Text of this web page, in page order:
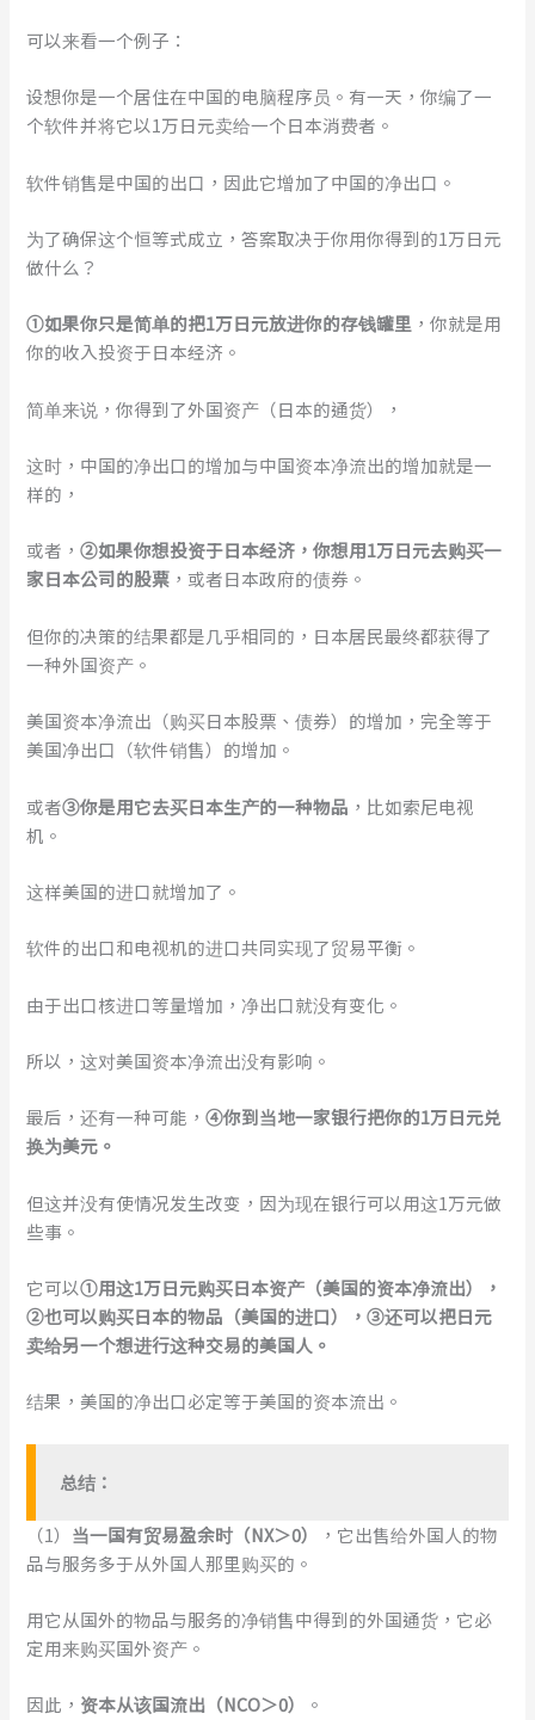
可以来看一个例子：
设想你是一个居住在中国的电脑程序员。有一天，你编了一
个软件并将它以1万日元卖给一个日本消费者。
软件销售是中国的出口，因此它增加了中国的净出口。
为了确保这个恒等式成立，答案取决于你用你得到的1万日元
做什么？
①如果你只是简单的把1万日元放进你的存钱罐里 ，你就是用
你的收入投资于日本经济。
简单来说，你得到了外国资产（日本的通货），
这时，中国的净出口的增加与中国资本净流出的增加就是一
样的，
或者，②如果你想投资于日本经济，你想用1万日元去购买一
家日本公司的股票 ，或者日本政府的债券。
但你的决策的结果都是几乎相同的，日本居民最终都获得了
一种外国资产。
美国资本净流出（购买日本股票、债券）的增加，完全等于
美国净出口（软件销售）的增加。
或者③你是用它去买日本生产的一种物品 ，比如索尼电视
机。
这样美国的进口就增加了。
软件的出口和电视机的进口共同实现了贸易平衡。
由于出口核进口等量增加，净出口就没有变化。
所以，这对美国资本净流出没有影响。
最后，还有一种可能，④你到当地一家银行把你的1万日元兑
换为美元。
但这并没有使情况发生改变，因为现在银行可以用这1万元做
些事。
它可以①用这1万日元购买日本资产（美国的资本净流出），
②也可以购买日本的物品（美国的进口），③还可以把日元
卖给另一个想进行这种交易的美国人。
结果，美国的净出口必定等于美国的资本流出。
总结 ：
（1） 当一国有贸易盈余时（NX＞0）
，它出售给外国人的物
品与服务多于从外国人那里购买的。
用它从国外的物品与服务的净销售中得到的外国通货，它必
定用来购买国外资产。
因此， 资本从该国流出（NCO＞0） 。